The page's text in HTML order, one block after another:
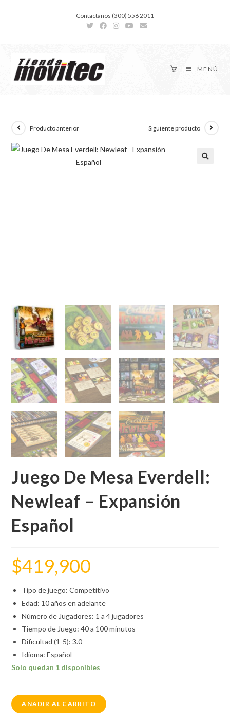
Contactanos (300) 556 2011
MENÚ
Producto anterior Siguiente producto
Juego De Mesa Everdell:
Newleaf – Expansión
Español
$419,900
Tipo de juego: Competitivo
Edad: 10 años en adelante
Número de Jugadores: 1 a 4 jugadores
Tiempo de Juego: 40 a 100 minutos
Dificultad (1-5): 3.0
Idioma: Español
Solo quedan 1 disponibles
AÑADIR AL CARRITO